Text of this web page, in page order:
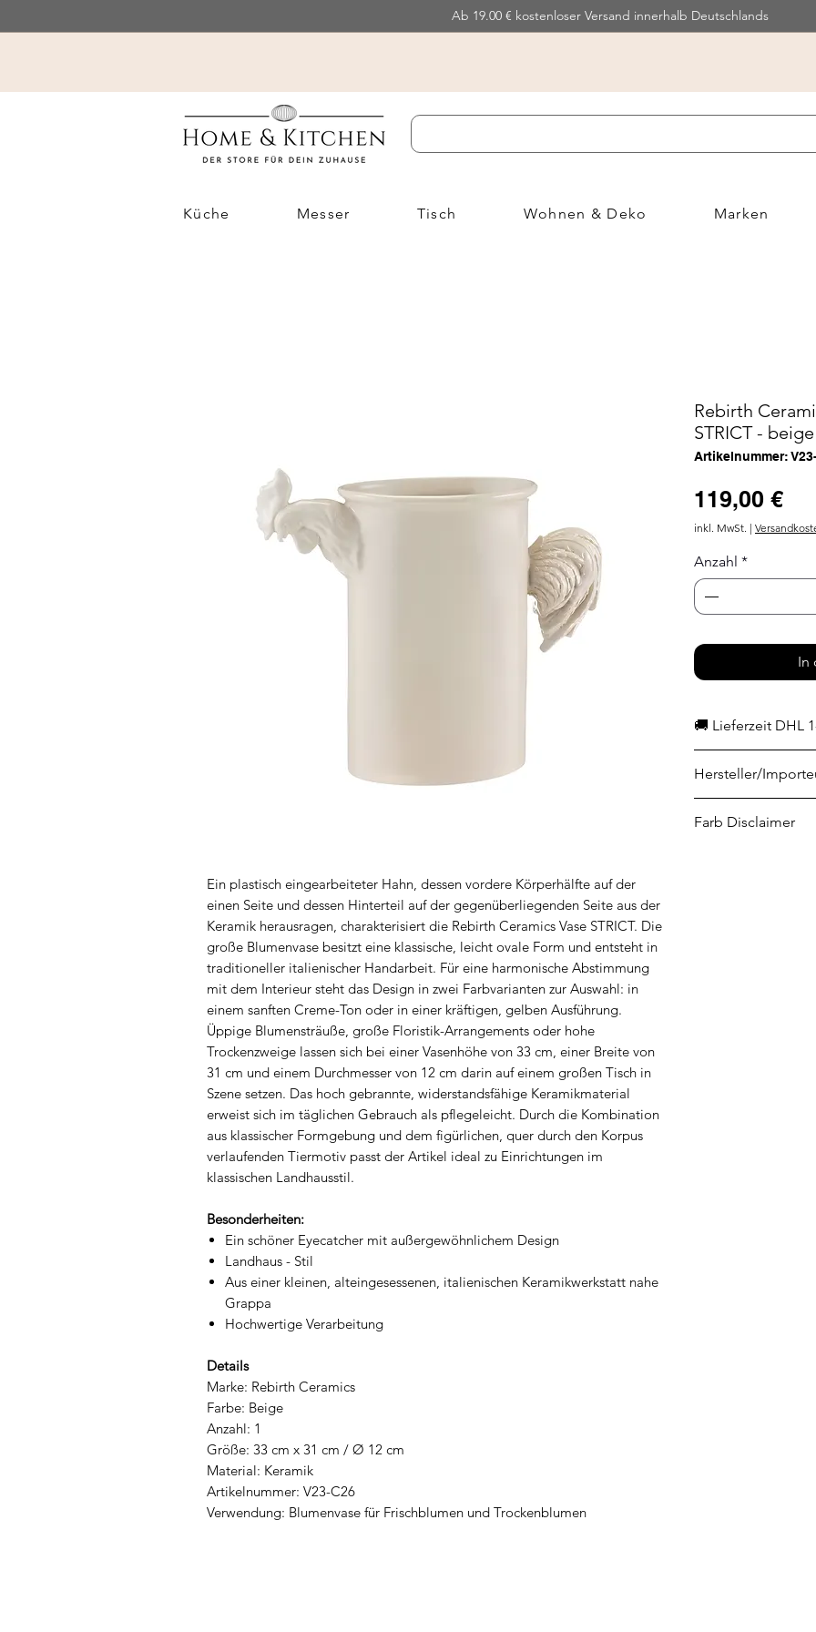
Ab 19.00 € kostenloser Versand innerhalb Deutschlands
Küche Messer Tisch Wohnen & Deko Marken
Ein plastisch eingearbeiteter Hahn, dessen vordere Körperhälfte auf der
einen Seite und dessen Hinterteil auf der gegenüberliegenden Seite aus der
Keramik herausragen, charakterisiert die Rebirth Ceramics Vase STRICT. Die
große Blumenvase besitzt eine klassische, leicht ovale Form und entsteht in
traditioneller italienischer Handarbeit. Für eine harmonische Abstimmung
mit dem Interieur steht das Design in zwei Farbvarianten zur Auswahl: in
einem sanften Creme-Ton oder in einer kräftigen, gelben Ausführung.
Üppige Blumensträuße, große Floristik-Arrangements oder hohe
Trockenzweige lassen sich bei einer Vasenhöhe von 33 cm, einer Breite von
31 cm und einem Durchmesser von 12 cm darin auf einem großen Tisch in
Szene setzen. Das hoch gebrannte, widerstandsfähige Keramikmaterial
erweist sich im täglichen Gebrauch als pflegeleicht. Durch die Kombination
aus klassischer Formgebung und dem figürlichen, quer durch den Korpus
verlaufenden Tiermotiv passt der Artikel ideal zu Einrichtungen im
klassischen Landhausstil.
Besonderheiten:
Ein schöner Eyecatcher mit außergewöhnlichem Design
Landhaus - Stil
Aus einer kleinen, alteingesessenen, italienischen Keramikwerkstatt nahe
Grappa
Hochwertige Verarbeitung
Details
Marke: Rebirth Ceramics
Farbe: Beige
Anzahl: 1
Größe: 33 cm x 31 cm / Ø 12 cm
Material: Keramik
Artikelnummer: V23-C26
Verwendung: Blumenvase für Frischblumen und Trockenblumen
Rebirth
STRICT - beige
Artikelnummer:
119,00 €
inkl. MwSt. |
Anzahl *
In
🚚 Lieferzeit DHL
Hersteller/
Via Ponte della
Farb Disclaimer